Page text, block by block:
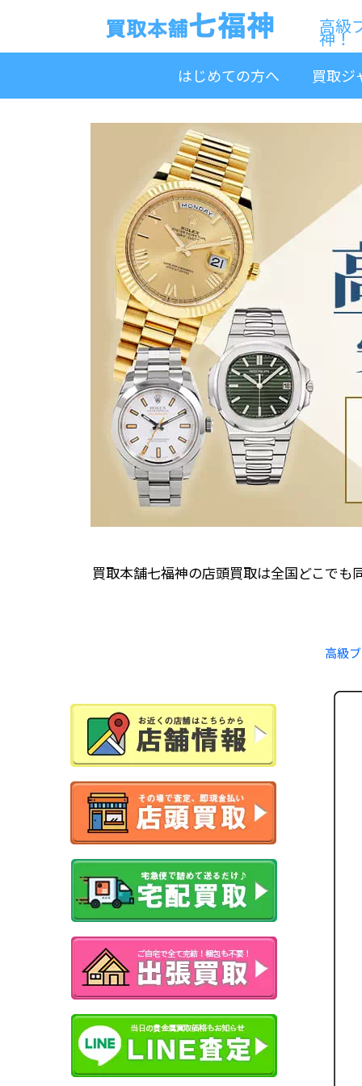
高級
神！
はじめての方へ 買取ジ
買取本舗七福神の店頭買取は全国どこで
高級